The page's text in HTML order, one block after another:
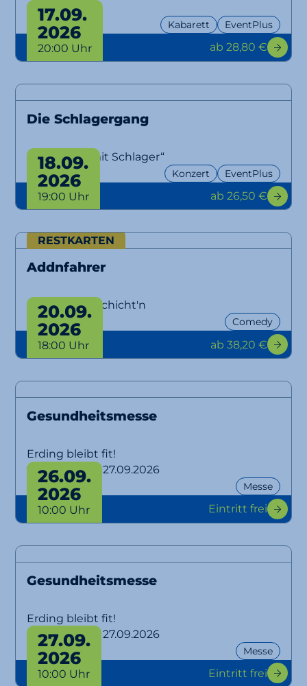
selbst
Kabarett EventPlus
17.09.
2026
20:00 Uhr ab 28,80 €
Die Schlagergang
„Aber bitte mit Schlager“
Konzert EventPlus
18.09.
2026
19:00 Uhr ab 26,50 €
RESTKARTEN
Addnfahrer
Lausbuam Gschicht'n
Comedy
20.09.
2026
18:00 Uhr ab 38,20 €
Gesundheitsmesse
Erding bleibt fit!
von 26.09. bis 27.09.2026
Messe
26.09.
2026
10:00 Uhr Eintritt frei
Gesundheitsmesse
Erding bleibt fit!
von 26.09. bis 27.09.2026
Messe
27.09.
2026
10:00 Uhr Eintritt frei